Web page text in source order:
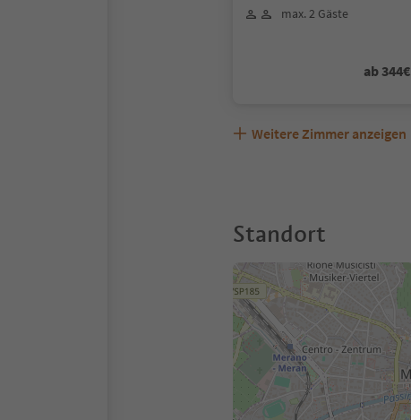
max. 2 Gäste
ab 344€
Weitere Zimmer anzeigen
Standort